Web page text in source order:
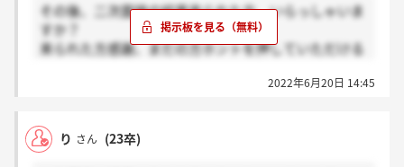
その後、二次面接の結果来られた方、いらっしゃいま
すか？
来られた方感謝、まだの方ホントを押していただける
2022年6月20日 14:45
り さん (23卒)